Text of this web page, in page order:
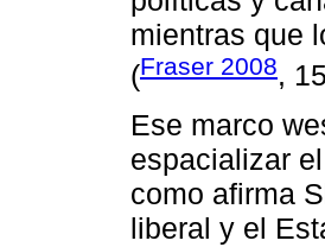
mientras que
(Fraser 2008,
Ese marco
espacializar
como afirma
liberal y el